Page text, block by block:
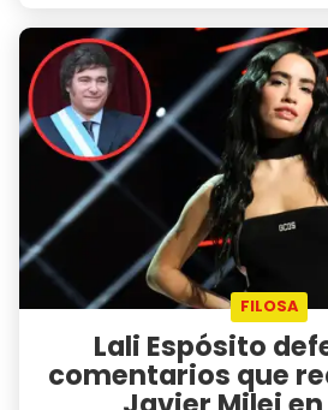
FILOSA
Lali Espósito
comentarios que